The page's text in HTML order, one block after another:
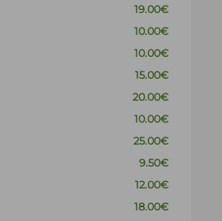
19.00€
10.00€
10.00€
15.00€
20.00€
10.00€
25.00€
9.50€
12.00€
18.00€